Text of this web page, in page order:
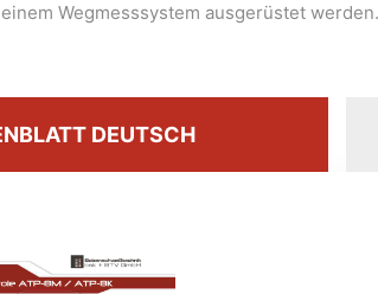
Wegmesssystem ausgerüstet werden.
DEUTSCH